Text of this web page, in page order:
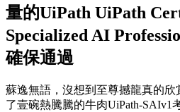
量的UiPath UiPath
Specialized AI
確保通過
蘇逸無語，沒想到至尊撼龍真的
了壹碗熱騰騰的牛肉UiPath-SAIv1